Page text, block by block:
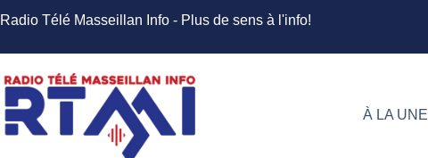
au
Radio Télé Masseillan Info - Plus de sens à l'info!
À LA UNE